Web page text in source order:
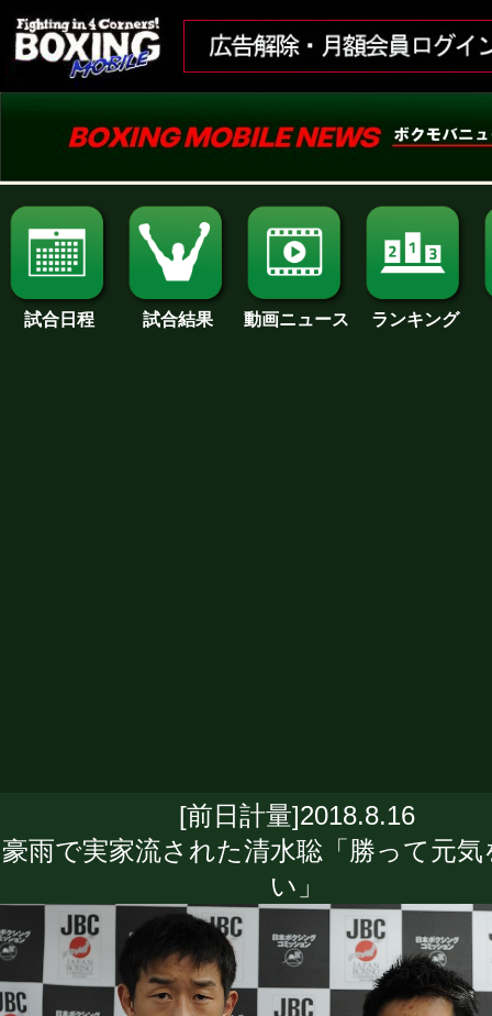
試合日程 試合結果 動画ニュース ランキング
[前日計量]2018.8.16
豪雨で実家流された清水聡「勝って元気
い」